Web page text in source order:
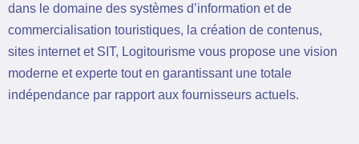
dans le domaine des systèmes d’information et de
commercialisation touristiques, la création de contenus,
sites internet et SIT, Logitourisme vous propose une vision
moderne et experte tout en garantissant une totale
indépendance par rapport aux fournisseurs actuels.